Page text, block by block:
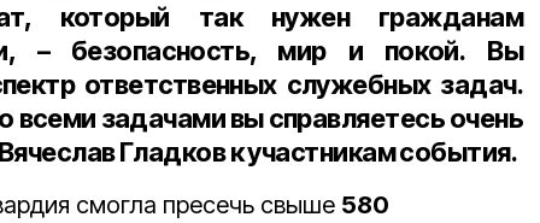
который так нужен гражданам
– безопасность, мир и покой. Вы
ответственных служебных задач.
всеми задачами вы справляетесь очень
Гладков к участникам события.
смогла пресечь свыше 580